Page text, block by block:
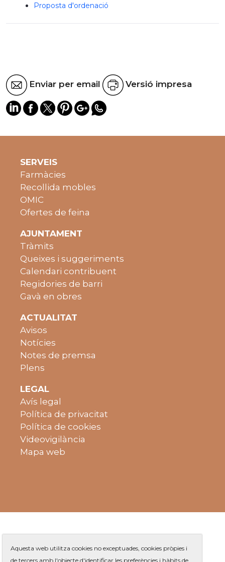
Proposta d'ordenació
Enviar per email Versió impresa
SERVEIS
Farmàcies
Recollida mobles
OMIC
Ofertes de feina
AJUNTAMENT
Tràmits
Queixes i suggeriments
Calendari contribuent
Regidories de barri
Gavà en obres
ACTUALITAT
Avisos
Notícies
Notes de premsa
Plens
LEGAL
Avís legal
Política de privacitat
Política de cookies
Videovigilància
Mapa web
Aquesta web utilitza cookies no exceptuades, cookies pròpies i
de tercers amb l'objecte d'identificar les preferències i hàbits de